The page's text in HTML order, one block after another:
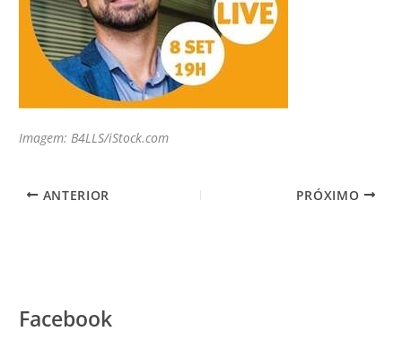
Imagem: B4LLS/iStock.com
ANTERIOR PRÓXIMO
Facebook